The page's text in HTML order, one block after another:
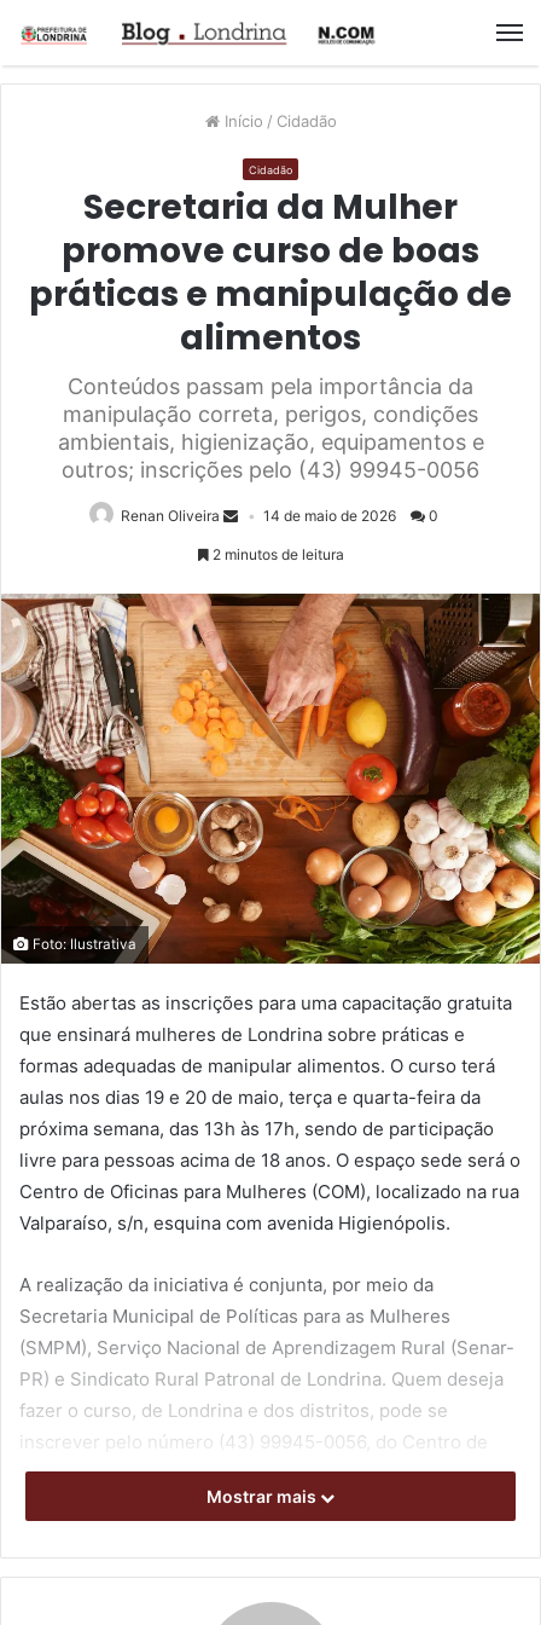
Início / Cidadão
Cidadão
Secretaria da Mulher
promove curso de boas
práticas e manipulação de
alimentos
Conteúdos passam pela importância da
manipulação correta, perigos, condições
ambientais, higienização, equipamentos e
outros; inscrições pelo (43) 99945-0056
Renan Oliveira 14 de maio de 2026 0
2 minutos de leitura
Foto: Ilustrativa
Estão abertas as inscrições para uma capacitação gratuita
que ensinará mulheres de Londrina sobre práticas e
formas adequadas de manipular alimentos. O curso terá
aulas nos dias 19 e 20 de maio, terça e quarta-feira da
próxima semana, das 13h às 17h, sendo de participação
livre para pessoas acima de 18 anos. O espaço sede será o
Centro de Oficinas para Mulheres (COM), localizado na rua
Valparaíso, s/n, esquina com avenida Higienópolis.
A realização da iniciativa é conjunta, por meio da
Secretaria Municipal de Políticas para as Mulheres
(SMPM), Serviço Nacional de Aprendizagem Rural (Senar-
PR) e Sindicato Rural Patronal de Londrina. Quem deseja
fazer o curso, de Londrina e dos distritos, pode se
inscrever pelo número (43) 99945-0056, do Centro de
Oficinas.
artesanato do Senar/PR, Geisa Demele Valério, a atividade
contempla conteúdos que transitam pelo conceito e
Mostrar mais